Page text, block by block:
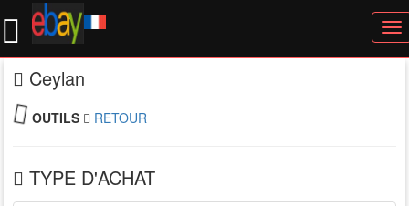
Ceylan
OUTILS RETOUR
TYPE D'ACHAT